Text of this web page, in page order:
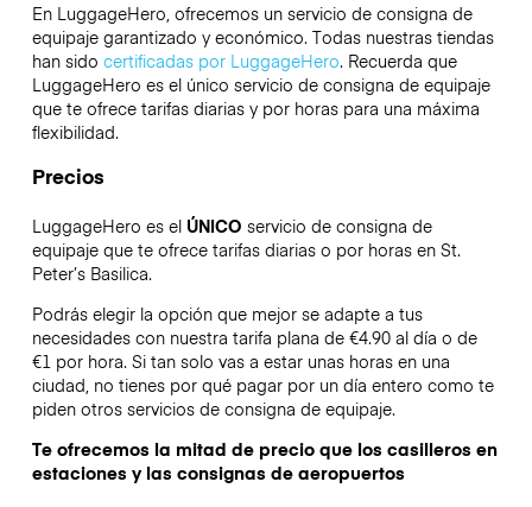
En LuggageHero, ofrecemos un servicio de consigna de
equipaje garantizado y económico. Todas nuestras tiendas
han sido certificadas por LuggageHero. Recuerda que
LuggageHero es el único servicio de consigna de equipaje
que te ofrece tarifas diarias y por horas para una máxima
flexibilidad.
Precios
LuggageHero es el ÚNICO servicio de consigna de
equipaje que te ofrece tarifas diarias o por horas en St.
Peter’s Basilica.
Podrás elegir la opción que mejor se adapte a tus
necesidades con nuestra tarifa plana de €4.90 al día o de
€1 por hora. Si tan solo vas a estar unas horas en una
ciudad, no tienes por qué pagar por un día entero como te
piden otros servicios de consigna de equipaje.
Te ofrecemos la mitad de precio que los casilleros en
estaciones y las consignas de aeropuertos